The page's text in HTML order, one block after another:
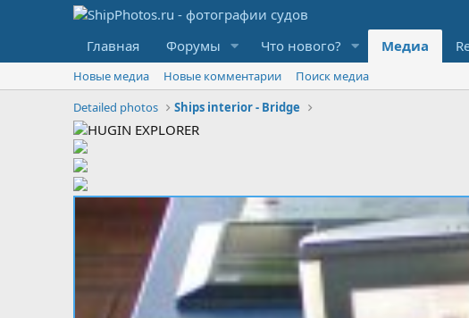
Главная Форумы Что нового? Медиа
Новые медиа Новые комментарии
Поиск медиа
Detailed photos
Ships interior - Bridge